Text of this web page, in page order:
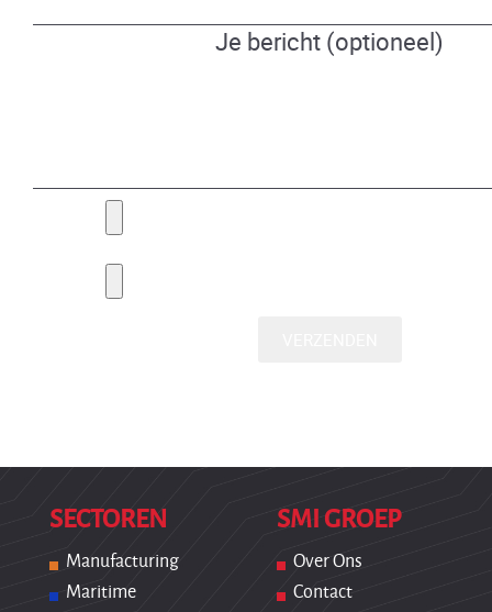
Je bericht (optioneel)
SECTOREN
Manufacturing
Maritime
SMI GROEP
Over Ons
Contact